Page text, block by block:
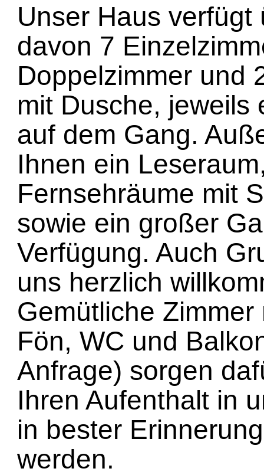
Unser Haus
davon 7
Doppelzimmer und
mit Dusche, jeweils
auf dem Gang.
Ihnen ein
Fernsehräume mit
sowie ein großer
Verfügung. Auch
uns herzlich
Gemütliche
Fön, WC und
Anfrage) sorgen
Ihren Aufenthalt in
in bester
werden.